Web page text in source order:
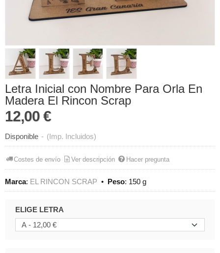
Letra Inicial con Nombre Para Orla En
Madera El Rincon Scrap
12,00 €
Disponible - (Imp. Incluidos)
Costes de envío Ver descripción Hacer pregunta
Marca: EL RINCON SCRAP • Peso: 150 g
ELIGE LETRA